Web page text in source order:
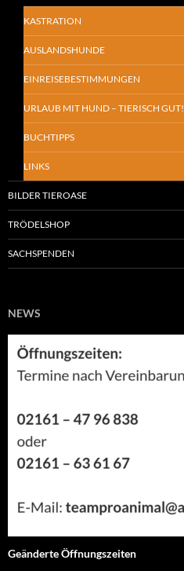
KASTRATION
AUSLANDSHUNDE
EINREISEBESTIMMUNGEN
URLAUB MIT HUND – TIERISCH GUT!
BUCHTIPPS
LINKS
BILDER TIEROASE
TRÖDELSHOP
SACHSPENDEN
NEWS
Geänderte Öffnungszeiten